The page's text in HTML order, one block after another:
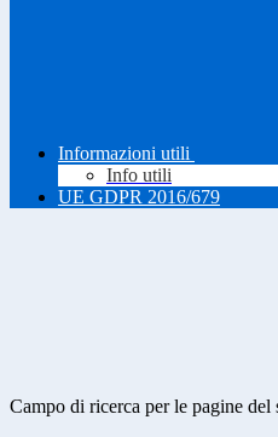
Informazioni utili
Info utili
UE GDPR 2016/679
Campo di ricerca per le pagine del